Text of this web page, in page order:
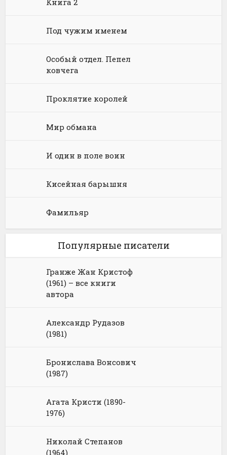
Юмористическое фэнтези
Книга 2
Под чужим именем
Особый отдел. Пепел
ковчега
Проклятие королей
Мир обмана
И один в поле воин
Кисейная барышня
Фамильяр
Популярные писатели
Гранже Жан Кристоф
(1961) – все книги
автора
Александр Рудазов
(1981)
Бронислава Вонсович
(1987)
Агата Кристи (1890-
1976)
Николай Степанов
(1964)